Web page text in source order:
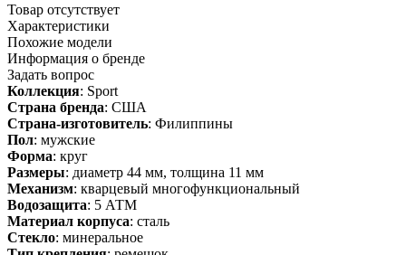
Товар отсутствует
Характеристики
Похожие модели
Информация о бренде
Задать вопрос
Коллекция: Sport
Страна бренда: США
Страна-изготовитель: Филиппины
Пол: мужские
Форма: круг
Размеры: диаметр 44 мм, толщина 11 мм
Механизм: кварцевый многофункциональный
Водозащита: 5 АТМ
Материал корпуса: сталь
Стекло: минеральное